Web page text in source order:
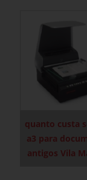
quanto custa
a3 para
antigos Vila